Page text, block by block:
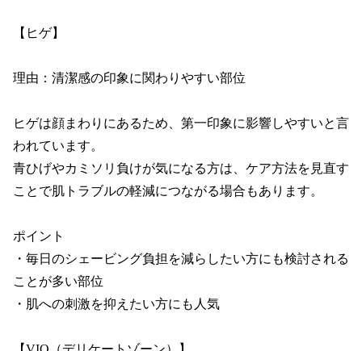
【ヒゲ】
理由：清潔感の印象に関わりやすい部位
ヒゲは顔まわりにあるため、第一印象に影響しやすいと言
われています。
青ひげやカミソリ負けが気になる方は、ケア方法を見直す
ことで肌トラブルの軽減につながる場合もあります。
ポイント
・毎日のシェービング負担を減らしたい方にも検討される
ことが多い部位
・肌への刺激を抑えたい方にも人気